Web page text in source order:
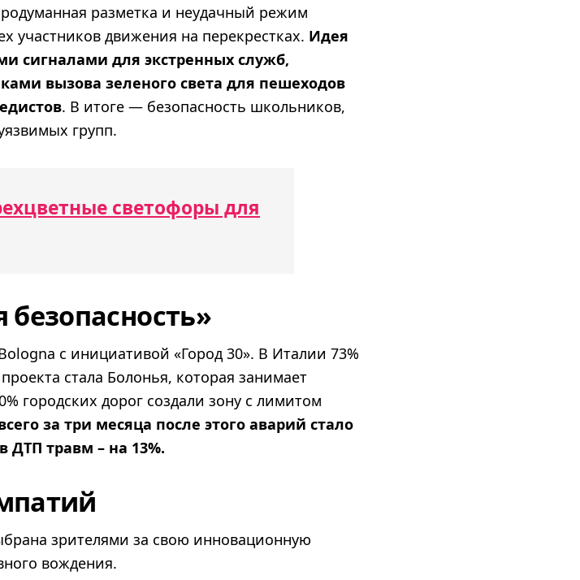
разметка и неудачный режим
участников движения на перекрестках. Идея
сигналами для экстренных служб,
вызова зеленого света для пешеходов
. В итоге — безопасность школьников,
групп.
светофоры для
безопасность»
с инициативой «Город 30». В Италии 73%
стала Болонья, которая занимает
городских дорог создали зону с лимитом
за три месяца после этого аварий стало
ДТП травм – на 13%.
зрителями за свою инновационную
вождения.